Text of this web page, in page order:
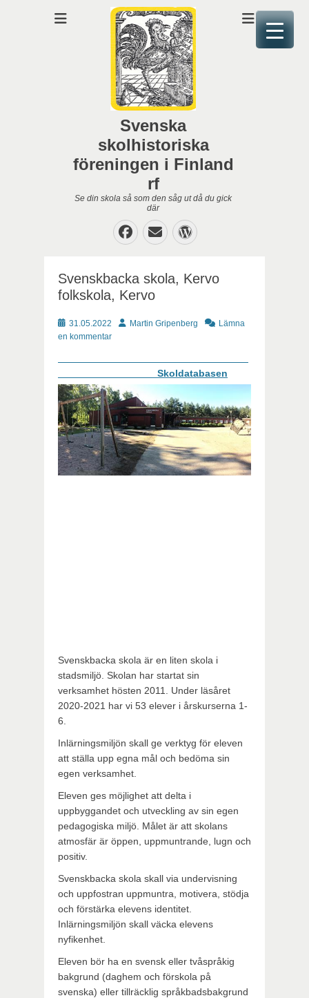
Svenska
skolhistoriska
föreningen i Finland
rf
Se din skola så som den såg ut då du gick
där
Facebook
E-
post
WordPress
Svenskbacka skola, Kervo
folkskola, Kervo
Publicerat
31.05.2022 Författare
Martin Gripenberg
Lämna
en kommentar
Skoldatabasen
​Svenskbacka skola är en liten skola i
stadsmiljö. Skolan har startat sin
verksamhet hösten 2011. Under läsåret
2020-2021 har vi 53 elever i årskurserna 1-
6.
Inlärningsmiljön skall ge verktyg för eleven
att ställa upp egna mål och bedöma sin
egen verksamhet.
Eleven ges möjlighet att delta i
uppbyggandet och utveckling av sin egen
pedagogiska miljö. Målet är att skolans
atmosfär är öppen, uppmuntrande, lugn och
positiv.
Svenskbacka skola skall via undervisning
och uppfostran uppmuntra, motivera, stödja
och förstärka elevens identitet.
Inlärningsmiljön skall väcka elevens
nyfikenhet.
Eleven bör ha en svensk eller tvåspråkig
bakgrund (daghem och förskola på
svenska) eller tillräcklig språkbadsbakgrund